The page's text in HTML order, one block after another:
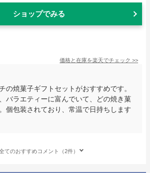
ショップでみる
価格と在庫を楽天でチェック >>
の焼菓子ギフトセットがおすすめです。
バラエティーに富んでいて、どの焼き菓
個包装されており、常温で日持ちします
てのおすすめコメント（2件）